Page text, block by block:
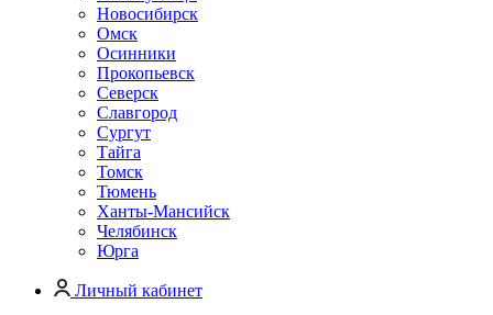
Новосибирск
Омск
Осинники
Прокопьевск
Северск
Славгород
Сургут
Тайга
Томск
Тюмень
Ханты-Мансийск
Челябинск
Юрга
Личный кабинет